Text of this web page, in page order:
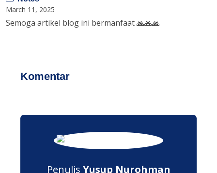
March 11, 2025
Semoga artikel blog ini bermanfaat 🙏🙏🙏
Komentar
Penulis Yusup Nurohman